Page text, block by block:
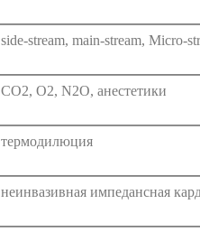
side-stream, main-stream, Micro-
CO2, O2, N2O, анестетики
термодилюция
неинвазивная импедансная